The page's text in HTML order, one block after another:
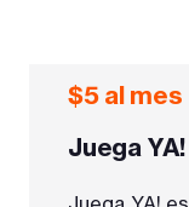
$5 al mes
Juega YA!